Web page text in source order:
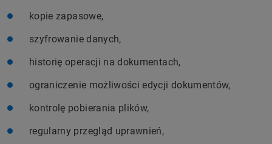
kopie zapasowe,
szyfrowanie danych,
historię operacji na dokumentach,
ograniczenie możliwości edycji dokumentów,
kontrolę pobierania plików,
regularny przegląd uprawnień,